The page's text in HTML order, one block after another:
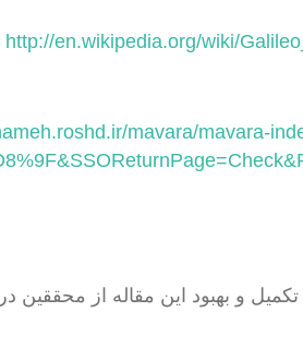
http://en.wikipedia.org/wiki/
mavara/mavara-
و بهبود این مقاله از